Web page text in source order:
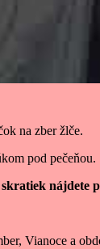
na zber žlče.
pod pečeňou.
nájdete
Vianoce a